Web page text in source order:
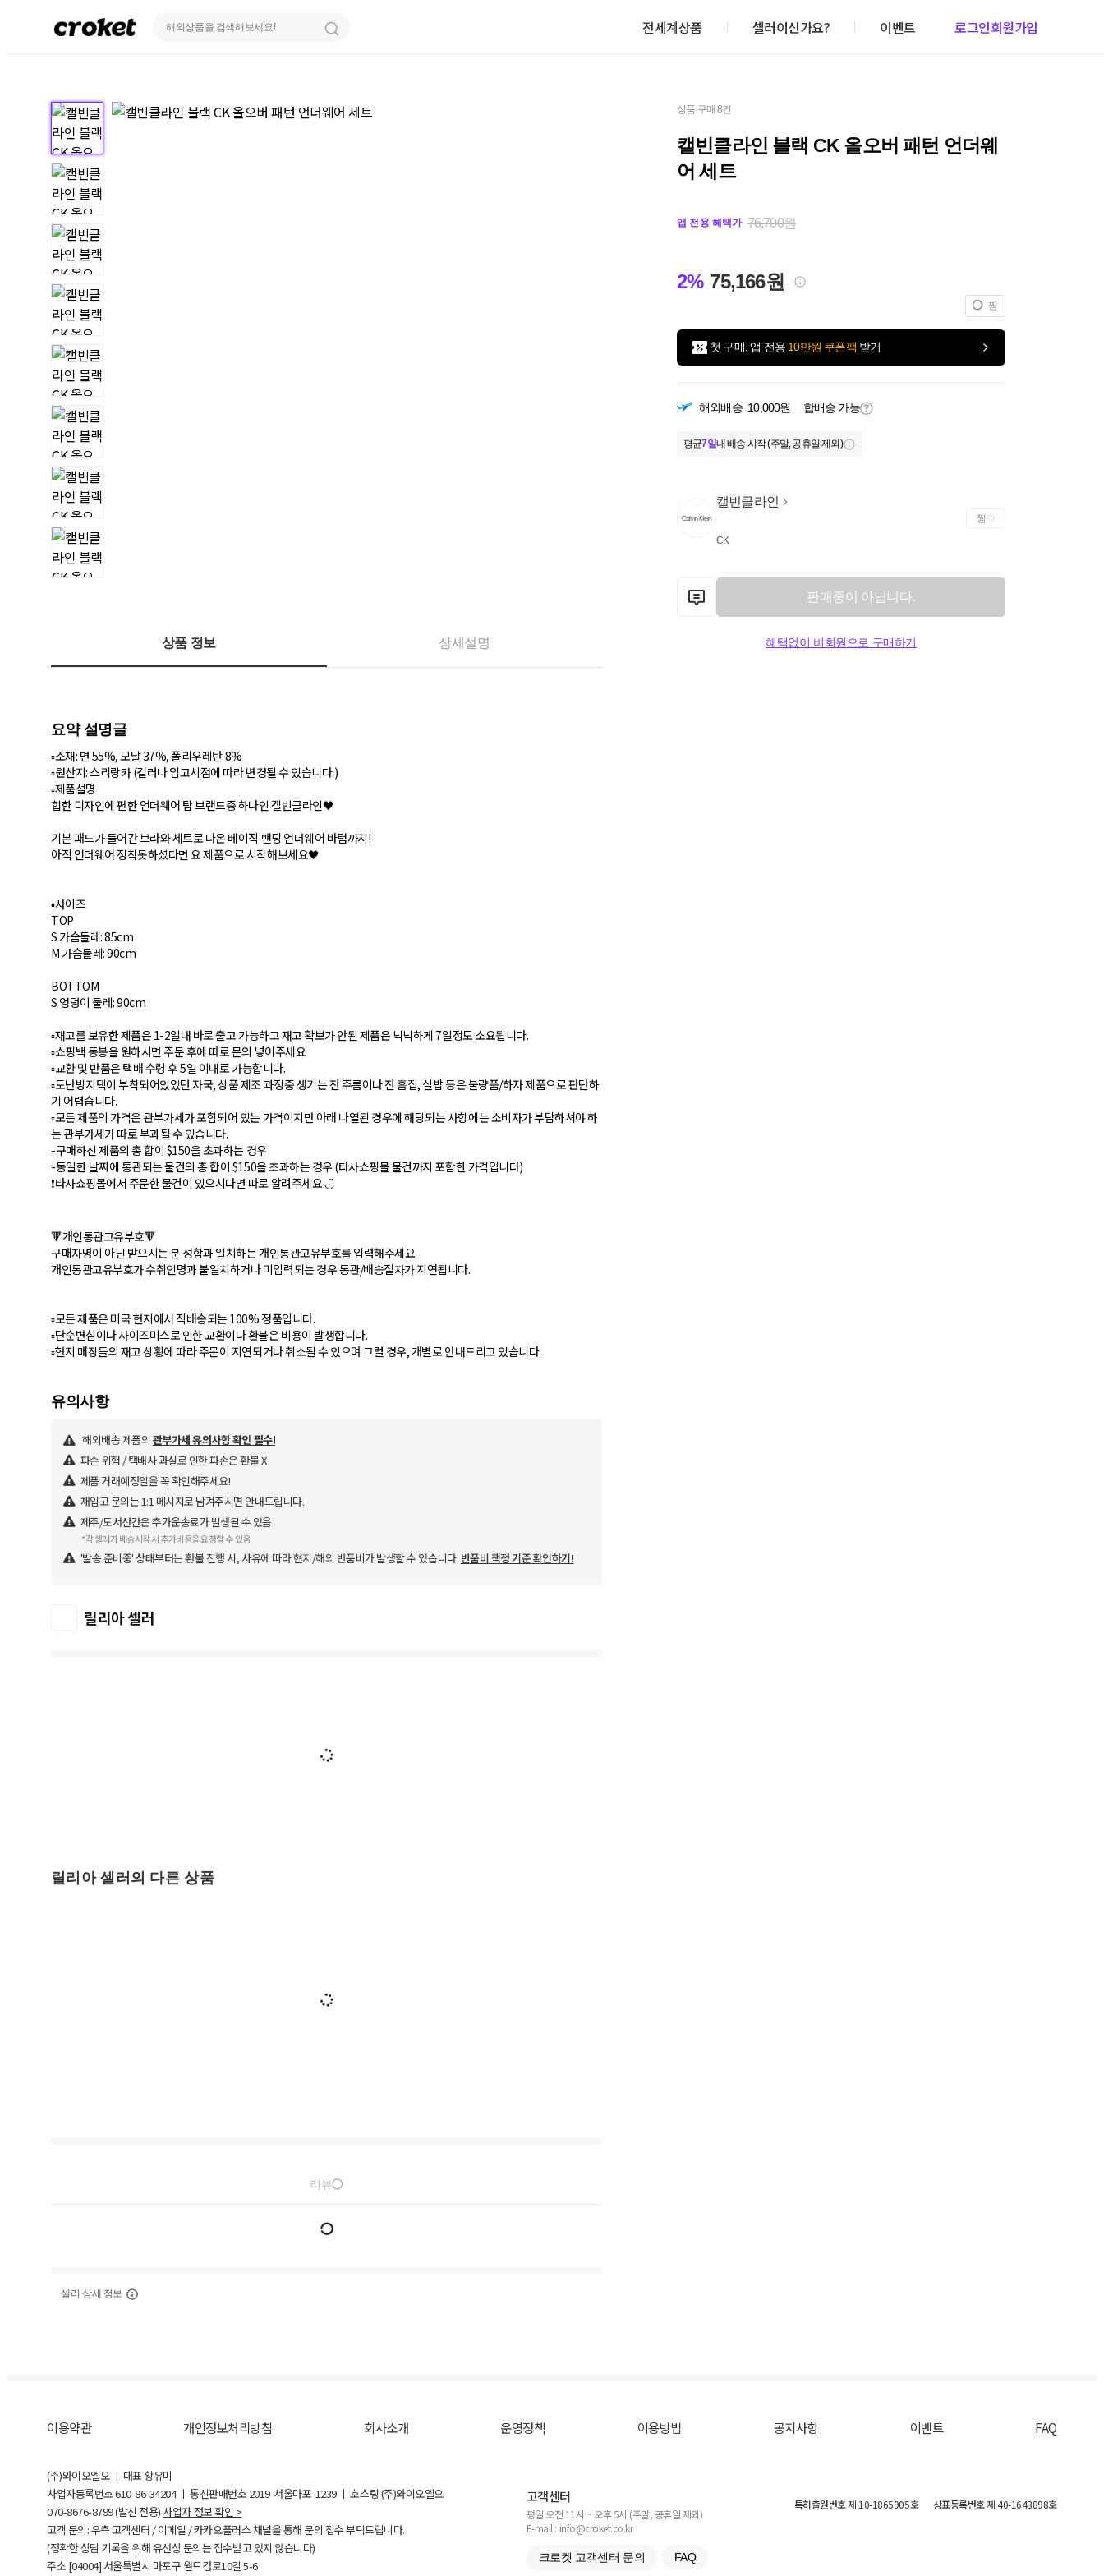
전세계상품 셀러이신가요? 이벤트 로그인회원가입
상품 구매 8건
캘빈클라인 블랙 CK 올오버 패턴 언더웨
어 세트
앱 전용 혜택가 76,700원
2% 75,166원
찜
첫 구매, 앱 전용 10만원 쿠폰팩 받기
해외배송 10,000원 합배송 가능
평균7일내 배송 시작 (주말, 공휴일 제외)
캘빈클라인
CK
찜
판매중이 아닙니다.
혜택없이 비회원으로 구매하기
상품 정보 상세설명
요약 설명글
▫️소재: 면 55%, 모달 37%, 폴리우레탄 8%
▫️원산지: 스리랑카 (컬러나 입고시점에 따라 변경될 수 있습니다.)
▫️제품설명
힙한 디자인에 편한 언더웨어 탑 브랜드중 하나인 캘빈클라인🖤
기본 패드가 들어간 브라와 세트로 나온 베이직 밴딩 언더웨어 바텀까지!
아직 언더웨어 정착못하셨다면 요 제품으로 시작해보세요🖤
▪️사이즈
TOP
S 가슴둘레: 85cm
M 가슴둘레: 90cm
BOTTOM
S 엉덩이 둘레: 90cm
▫️재고를 보유한 제품은 1-2일내 바로 출고 가능하고 재고 확보가 안된 제품은 넉넉하게 7일정도 소요됩니다.
▫️쇼핑백 동봉을 원하시면 주문 후에 따로 문의 넣어주세요
▫️교환 및 반품은 택배 수령 후 5일 이내로 가능합니다.
▫️도난방지택이 부착되어있었던 자국, 상품 제조 과정중 생기는 잔 주름이나 잔 흠집, 실밥 등은 불량품/하자 제품으로 판단하
기 어렵습니다.
▫️모든 제품의 가격은 관부가세가 포함되어 있는 가격이지만 아래 나열된 경우에 해당되는 사항에는 소비자가 부담하셔야 하
는 관부가세가 따로 부과될 수 있습니다.
-구매하신 제품의 총 합이 $150을 초과하는 경우
-동일한 날짜에 통관되는 물건의 총 합이 $150을 초과하는 경우 (타사쇼핑몰 물건까지 포함한 가격입니다)
❗️타사쇼핑몰에서 주문한 물건이 있으시다면 따로 알려주세요 ◡̈
🔻개인통관고유부호🔻
구매자명이 아닌 받으시는 분 성함과 일치하는 개인통관고유부호를 입력해주세요.
개인통관고유부호가 수취인명과 불일치하거나 미입력되는 경우 통관/배송절차가 지연됩니다.
▫️모든 제품은 미국 현지에서 직배송되는 100% 정품입니다.
▫️단순변심이나 사이즈미스로 인한 교환이나 환불은 비용이 발생합니다.
▫️현지 매장들의 재고 상황에 따라 주문이 지연되거나 취소될 수 있으며 그럴 경우, 개별로 안내드리고 있습니다.
유의사항
해외배송 제품의 관부가세 유의사항 확인 필수!
파손 위험 / 택배사 과실로 인한 파손은 환불 X
제품 거래예정일을 꼭 확인해주세요!
재입고 문의는 1:1 메시지로 남겨주시면 안내드립니다.
제주/도서산간은 추가운송료가 발생될 수 있음
*각 셀러가 배송시작 시 추가비용을 요청할 수 있음
'발송 준비중' 상태부터는 환불 진행 시, 사유에 따라 현지/해외 반품비가 발생할 수 있습니다. 반품비 책정 기준 확인하기!
릴리아 셀러
릴리아 셀러의 다른 상품
리뷰
셀러 상세 정보
이용약관 개인정보처리방침 회사소개 운영정책 이용방법 공지사항 이벤트 FAQ
(주)와이오엘오 ㅣ 대표 황유미
사업자등록번호610-86-34204ㅣ 통신판매번호 2019-서울마포-1239 ㅣ 호스팅 (주)와이오엘오
070-8676-8799 (발신 전용) 사업자 정보 확인 >
고객 문의: 우측 고객센터 / 이메일 / 카카오플러스 채널을 통해 문의 접수 부탁드립니다.
(정확한 상담 기록을 위해 유선상 문의는 접수받고 있지 않습니다)
주소 [04004] 서울특별시 마포구 월드컵로10길5-6
고객센터
평일 오전 11시 ~ 오후 5시 (주말, 공휴일 제외)
E-mail : info@croket.co.kr
크로켓 고객센터 문의 FAQ
특허출원번호제 10-1865905호 상표등록번호제 40-1643898호